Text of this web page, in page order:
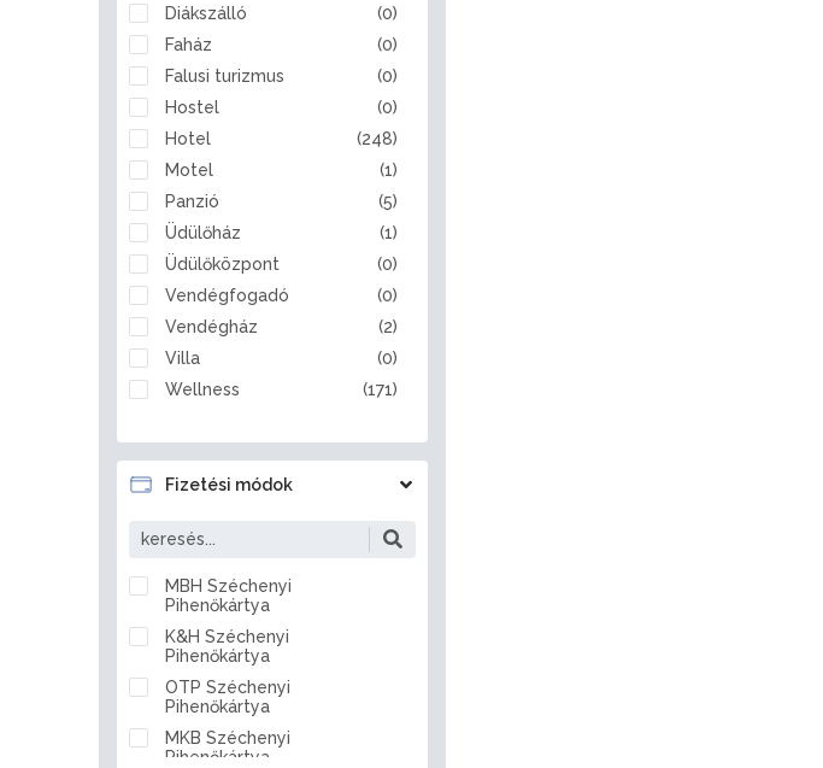
Aldebrő
Algyő
Almamellék
Alsóberecki
Alsóbogát
Alsónémedi
Alsóörs
Apaj
Apostag
Ásotthalom
Aszód
Bábolna
Babót
Badacsonytördemic
Baja
Bakonszeg
Bakonya
Bakonybél
Bakonynána
Bakonyszentlászló
Balassagyarmat
Diákszálló
(0)
Faház
(0)
Falusi turizmus
(0)
Hostel
(0)
Hotel
(248)
Motel
(1)
Panzió
(5)
Üdülőház
(1)
Üdülőközpont
(0)
Vendégfogadó
(0)
Vendégház
(2)
Villa
(0)
Wellness
(171)
Fizetési módok
MBH Széchenyi
Pihenőkártya
K&H Széchenyi
Pihenőkártya
OTP Széchenyi
Pihenőkártya
MKB Széchenyi
Pihenőkártya